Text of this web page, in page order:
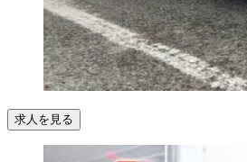
求人を見る